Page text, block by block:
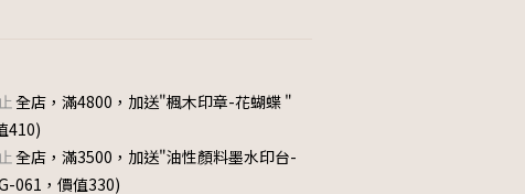
全店，滿4800，加送"楓木印章-花蝴蝶 "
410)
全店，滿3500，加送"油性顏料墨水印台-
061，價值330)